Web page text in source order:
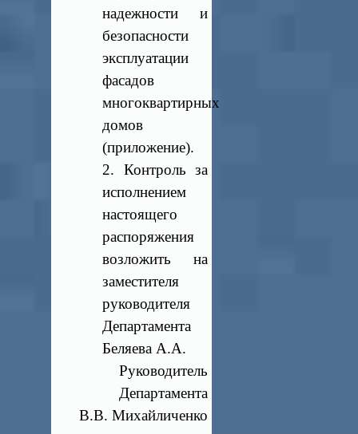
надежности и
безопасности
эксплуатации
фасадов
многоквартирных
домов
(приложение).
2. Контроль за
исполнением
настоящего
распоряжения
возложить на
заместителя
руководителя
Департамента
Беляева А.А.
Руководитель
Департамента
В.В. Михайличенко